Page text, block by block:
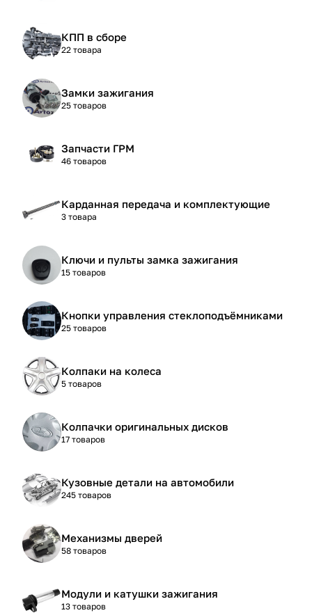
КПП в сборе
22 товара
Замки зажигания
25 товаров
Запчасти ГРМ
46 товаров
Карданная передача и комплектующие
3 товара
Ключи и пульты замка зажигания
15 товаров
Кнопки управления стеклоподъёмниками
25 товаров
Колпаки на колеса
5 товаров
Колпачки оригинальных дисков
17 товаров
Кузовные детали на автомобили
245 товаров
Механизмы дверей
58 товаров
Модули и катушки зажигания
13 товаров